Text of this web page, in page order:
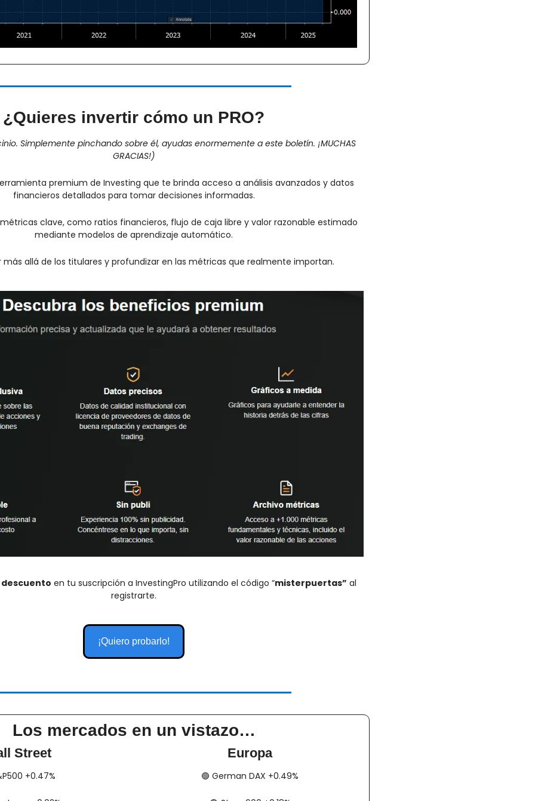
¿Quieres invertir cómo un PRO?
Simplemente pinchando sobre él, ayudas enormemente a este boletín. ¡MUCHAS
GRACIAS!)
premium de Investing que te brinda acceso a análisis avanzados y datos
financieros detallados para tomar decisiones informadas.
clave, como ratios financieros, flujo de caja libre y valor razonable estimado
mediante modelos de aprendizaje automático.
más allá de los titulares y profundizar en las métricas que realmente importan.
descuento en tu suscripción a InvestingPro utilizando el código “misterpuertas” al
registrarte.
¡Quiero probarlo!
Los mercados en un vistazo…
Street
+0.47%
Europa
🟢 ​​​​​​ German DAX +0.49%